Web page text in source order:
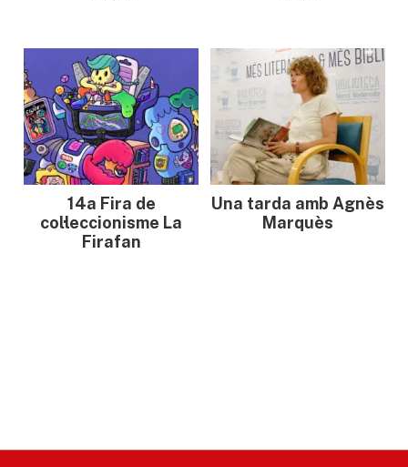
14a Fira de
col·leccionisme La
Firafan
Una tarda amb Agnès
Marquès